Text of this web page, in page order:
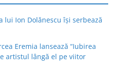
lui Ion Dolănescu își serbează
Eremia lansează “Iubirea
artistul lângă el pe viitor